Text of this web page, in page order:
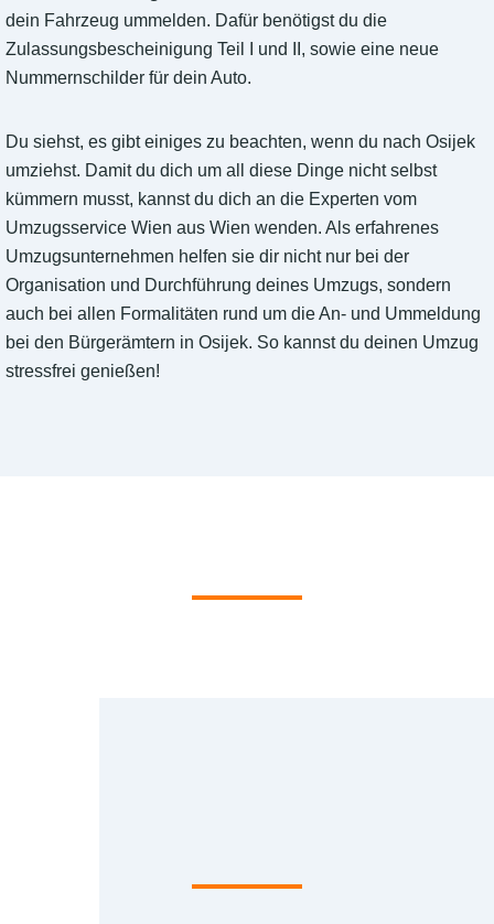
dein Fahrzeug ummelden. Dafür benötigst du die
Zulassungsbescheinigung Teil I und II, sowie eine neue
Nummernschilder für dein Auto.
Du siehst, es gibt einiges zu beachten, wenn du nach Osijek
umziehst. Damit du dich um all diese Dinge nicht selbst
kümmern musst, kannst du dich an die Experten vom
Umzugsservice Wien aus Wien wenden. Als erfahrenes
Umzugsunternehmen helfen sie dir nicht nur bei der
Organisation und Durchführung deines Umzugs, sondern
auch bei allen Formalitäten rund um die An- und Ummeldung
bei den Bürgerämtern in Osijek. So kannst du deinen Umzug
stressfrei genießen!